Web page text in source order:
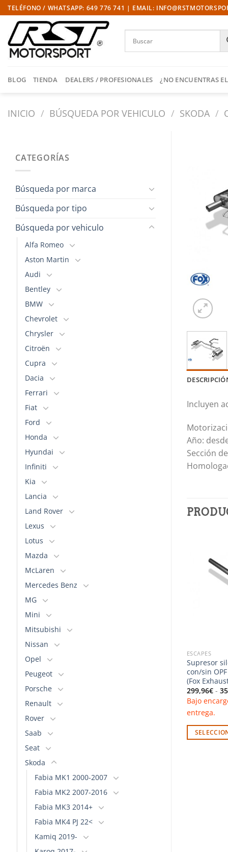
Saltar
al
contenido
TELÉFONO / WHATSAPP: 649 776 741 | EMAIL:
BLOG TIENDA DEALERS / PROFESIONALES ¿NO ENCUENTRAS
INICIO / BÚSQUEDA POR VEHICULO / SKODA /
CATEGORÍAS
Búsqueda por marca
Búsqueda por tipo
Búsqueda por vehiculo
Alfa Romeo
Aston Martin
Audi
Bentley
BMW
Chevrolet
Chrysler
Citroën
Cupra
Dacia
Ferrari
Fiat
Ford
Honda
Hyundai
Infiniti
Kia
Lancia
Land Rover
Lexus
Lotus
Mazda
McLaren
Mercedes Benz
MG
Mini
Mitsubishi
Nissan
Opel
Peugeot
Porsche
Renault
Rover
Saab
Seat
Skoda
Fabia MK1 2000-2007
Fabia MK2 2007-2016
Fabia MK3 2014+
Fabia MK4 PJ 22<
Kamiq 2019-
Incluyen
Año:
Sección
ESCAPES
Supresor
con/sin
(Fox
299,96€ -
Bajo
entrega.